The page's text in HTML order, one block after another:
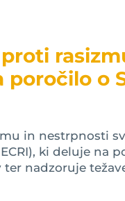
poročilo o
in nestrpnosti
ki deluje na
nadzoruje